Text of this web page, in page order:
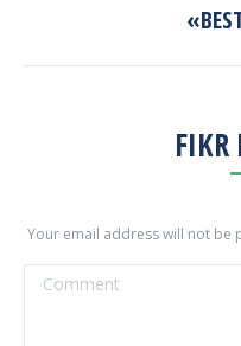
FIKR
Your email address will not be
Comment